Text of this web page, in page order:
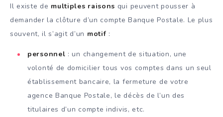
Il existe de multiples raisons qui peuvent pousser à
demander la clôture d’un compte Banque Postale. Le plus
souvent, il s’agit d’un motif :
personnel : un changement de situation, une
volonté de domicilier tous vos comptes dans un seul
établissement bancaire, la fermeture de votre
agence Banque Postale, le décès de l’un des
titulaires d’un compte indivis, etc.